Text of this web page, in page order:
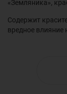
«Земляника»,
Содержит
вредное влияние